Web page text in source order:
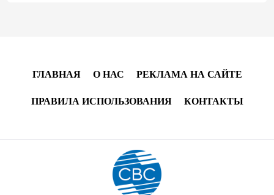
Эмир Катара обсудил с Трампом ситуацию вокруг
В Физулинском районе вспыхнул пожар на
ГЛАВНАЯ О НАС РЕКЛАМА НА САЙТЕ
ПРАВИЛА ИСПОЛЬЗОВАНИЯ КОНТАКТЫ